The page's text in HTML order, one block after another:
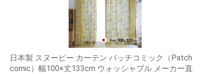
日本製 スヌーピー カーテン パッチコミック（Patch
comic）幅100×丈133cm ウォッシャブル メーカー直